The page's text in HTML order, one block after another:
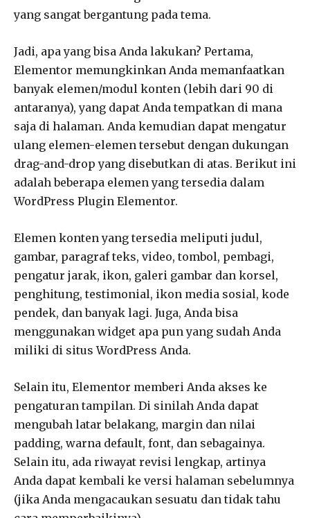
yang sangat bergantung pada tema.
Jadi, apa yang bisa Anda lakukan? Pertama,
Elementor memungkinkan Anda memanfaatkan
banyak elemen/modul konten (lebih dari 90 di
antaranya), yang dapat Anda tempatkan di mana
saja di halaman. Anda kemudian dapat mengatur
ulang elemen-elemen tersebut dengan dukungan
drag-and-drop yang disebutkan di atas. Berikut ini
adalah beberapa elemen yang tersedia dalam
WordPress Plugin Elementor.
Elemen konten yang tersedia meliputi judul,
gambar, paragraf teks, video, tombol, pembagi,
pengatur jarak, ikon, galeri gambar dan korsel,
penghitung, testimonial, ikon media sosial, kode
pendek, dan banyak lagi. Juga, Anda bisa
menggunakan widget apa pun yang sudah Anda
miliki di situs WordPress Anda.
Selain itu, Elementor memberi Anda akses ke
pengaturan tampilan. Di sinilah Anda dapat
mengubah latar belakang, margin dan nilai
padding, warna default, font, dan sebagainya.
Selain itu, ada riwayat revisi lengkap, artinya
Anda dapat kembali ke versi halaman sebelumnya
(jika Anda mengacaukan sesuatu dan tidak tahu